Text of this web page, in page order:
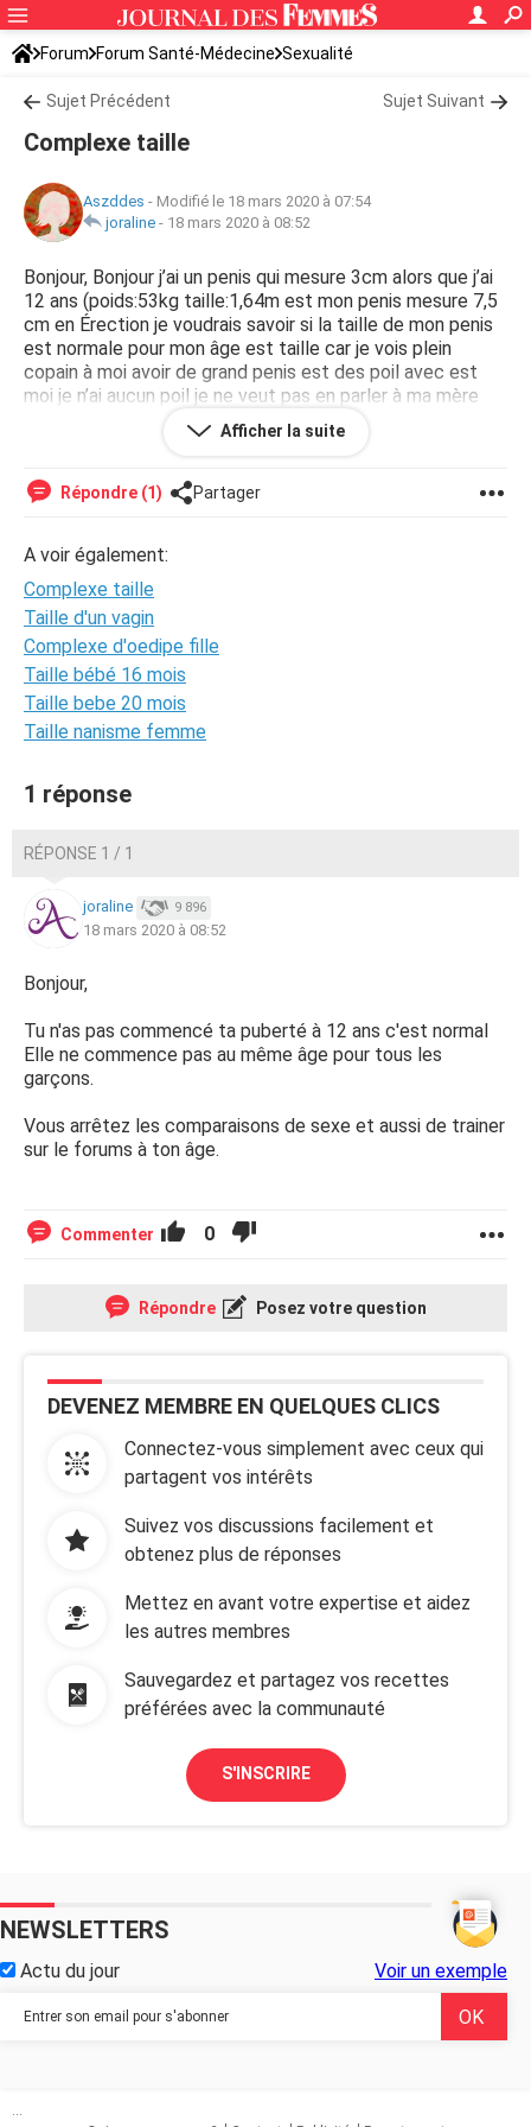
Forum Forum Santé-Médecine Sexualité
Sujet Précédent Sujet Suivant
Complexe taille
Aszddes - Modifié le 18 mars 2020 à 07:54
joraline - 18 mars 2020 à 08:52
Bonjour, Bonjour j’ai un penis qui mesure 3cm alors que j’ai
12 ans (poids:53kg taille:1,64m est mon penis mesure 7,5
cm en Érection je voudrais savoir si la taille de mon penis
est normale pour mon âge est taille car je vois plein
copain à moi avoir de grand penis est des poil avec est
moi je n’ai aucun poil je ne veut pas en parler à ma mère
car je suis très complexé de la taille de mon penis
pouvez-vous m’aider svp merci d’avance
Afficher la suite
Répondre (1) Partager
A voir également:
Complexe taille
Taille d'un vagin
Complexe d'oedipe fille
Taille bébé 16 mois
Taille bebe 20 mois
Taille nanisme femme
1 réponse
RÉPONSE 1 / 1
joraline 9 896
18 mars 2020 à 08:52
Bonjour,
Tu n'as pas commencé ta puberté à 12 ans c'est normal
Elle ne commence pas au même âge pour tous les
garçons.
Vous arrêtez les comparaisons de sexe et aussi de trainer
sur le forums à ton âge.
Commenter 0
Répondre Posez votre question
DEVENEZ MEMBRE EN QUELQUES CLICS
Connectez-vous simplement avec ceux qui
partagent vos intérêts
Suivez vos discussions facilement et
obtenez plus de réponses
Mettez en avant votre expertise et aidez
les autres membres
Sauvegardez et partagez vos recettes
préférées avec la communauté
S'INSCRIRE
NEWSLETTERS
Actu du jour Voir un exemple
...